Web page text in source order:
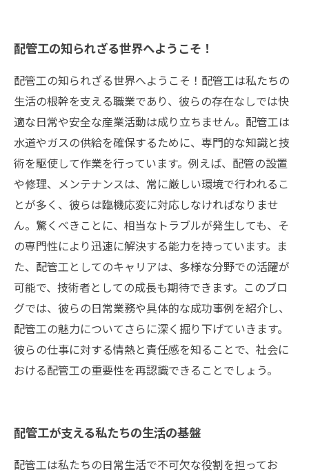
配管工を再発見し、未来を支える職業に目を向
けよう！
配管工の知られざる世界へようこそ！
配管工の知られざる世界へようこそ！配管工は私たちの
生活の根幹を支える職業であり、彼らの存在なしでは快
適な日常や安全な産業活動は成り立ちません。配管工は
水道やガスの供給を確保するために、専門的な知識と技
術を駆使して作業を行っています。例えば、配管の設置
や修理、メンテナンスは、常に厳しい環境で行われるこ
とが多く、彼らは臨機応変に対応しなければなりませ
ん。驚くべきことに、相当なトラブルが発生しても、そ
の専門性により迅速に解決する能力を持っています。ま
た、配管工としてのキャリアは、多様な分野での活躍が
可能で、技術者としての成長も期待できます。このブロ
グでは、彼らの日常業務や具体的な成功事例を紹介し、
配管工の魅力についてさらに深く掘り下げていきます。
彼らの仕事に対する情熱と責任感を知ることで、社会に
おける配管工の重要性を再認識できることでしょう。
配管工が支える私たちの生活の基盤
配管工は私たちの日常生活で不可欠な役割を担ってお